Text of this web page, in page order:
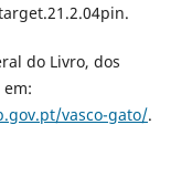
do Livro, dos
vasco-gato/.